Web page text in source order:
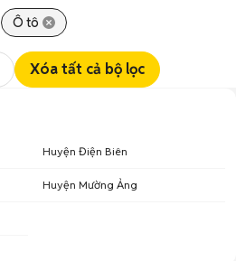
Ô tô
Xóa tất cả bộ lọc
Huyện Điện Biên
Huyện Mường Ảng